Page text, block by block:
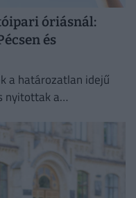
óriásnál:
és
a határozatlan idejű
nyitottak a